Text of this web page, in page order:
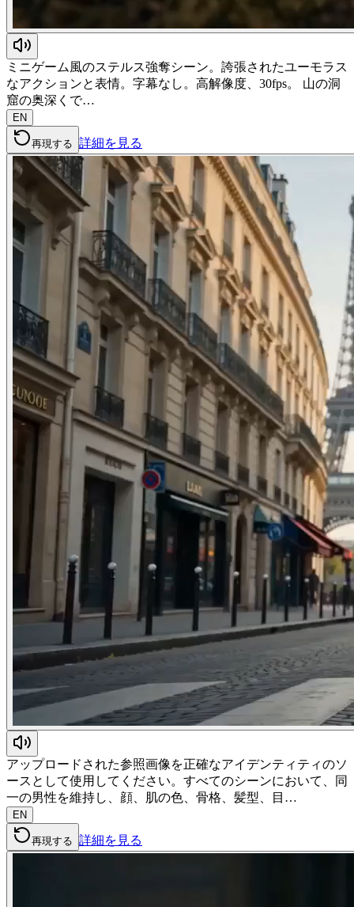
ミニゲーム風のステルス強奪シーン。誇張されたユーモラス
なアクションと表情。字幕なし。高解像度、30fps。 山の洞
窟の奥深くで…
EN
再現する 詳細を見る
アップロードされた参照画像を正確なアイデンティティのソ
ースとして使用してください。すべてのシーンにおいて、同
一の男性を維持し、顔、肌の色、骨格、髪型、目…
EN
再現する 詳細を見る